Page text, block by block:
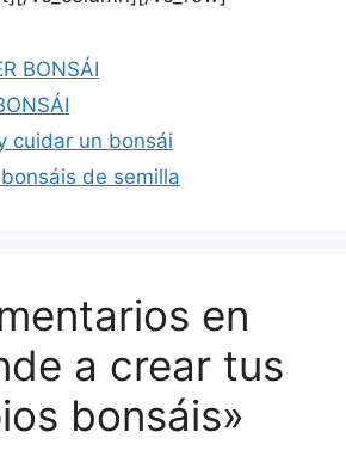
BONSÁI
cuidar un bonsái
de semilla
en
a crear tus
bonsáis»